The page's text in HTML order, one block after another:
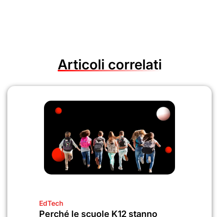
Articoli correlati
EdTech
Perché le scuole K12 stanno